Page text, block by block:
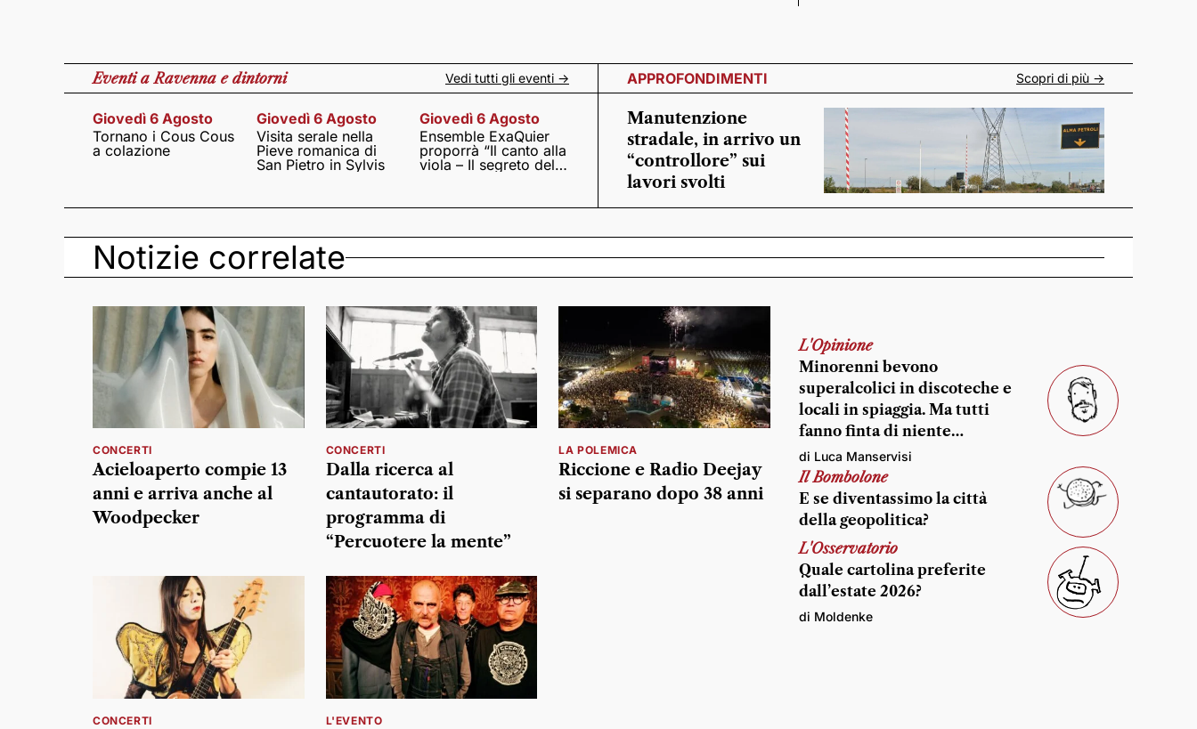
Eventia Ravenna e dintorni Vedi tutti gli eventi ->
Giovedì 6 Agosto
Tornano i Cous Cous
a colazione
Giovedì 6 Agosto
Visita serale nella
Pieve romanica di
San Pietro in Sylvis
Giovedì 6 Agosto
Ensemble ExaQuier
proporrà “Il canto alla
viola – Il segreto del
APPROFONDIMENTI Scopri di più ->
Manutenzione
stradale, in arrivo un
“controllore” sui
lavori svolti
Notizie correlate
CONCERTI
Acieloaperto compie 13
anni e arriva anche al
Woodpecker
CONCERTI
Dalla ricerca al
cantautorato: il
programma di
“Percuotere la mente”
LA POLEMICA
Riccione e Radio Deejay
si separano dopo 38 anni
CONCERTI L'EVENTO
L'Opinione
Minorenni bevono
superalcolici in discoteche e
locali in spiaggia. Ma tutti
fanno finta di niente…
di Luca Manservisi
Il Bombolone
E se diventassimo la città
della geopolitica?
L'Osservatorio
Quale cartolina preferite
dall’estate 2026?
di Moldenke